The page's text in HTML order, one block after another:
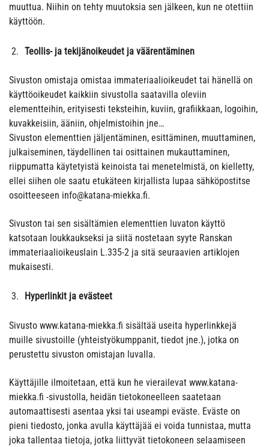
muuttua. Niihin on tehty muutoksia sen jälkeen, kun ne otettiin
käyttöön.
Teollis- ja tekijänoikeudet ja väärentäminen
Sivuston omistaja omistaa immateriaalioikeudet tai hänellä on
käyttöoikeudet kaikkiin sivustolla saatavilla oleviin
elementteihin, erityisesti teksteihin, kuviin, grafiikkaan, logoihin,
kuvakkeisiin, ääniin, ohjelmistoihin jne…
Sivuston elementtien jäljentäminen, esittäminen, muuttaminen,
julkaiseminen, täydellinen tai osittainen mukauttaminen,
riippumatta käytetyistä keinoista tai menetelmistä, on kielletty,
ellei siihen ole saatu etukäteen kirjallista lupaa sähköpostitse
osoitteeseen info@katana-miekka.fi.
Sivuston tai sen sisältämien elementtien luvaton käyttö
katsotaan loukkaukseksi ja siitä nostetaan syyte Ranskan
immateriaalioikeuslain L.335-2 ja sitä seuraavien artiklojen
mukaisesti.
Hyperlinkit ja evästeet
Sivusto www.katana-miekka.fi sisältää useita hyperlinkkejä
muille sivustoille (yhteistyökumppanit, tiedot jne.), jotka on
perustettu sivuston omistajan luvalla.
Käyttäjille ilmoitetaan, että kun he vierailevat www.katana-
miekka.fi -sivustolla, heidän tietokoneelleen saatetaan
automaattisesti asentaa yksi tai useampi eväste. Eväste on
pieni tiedosto, jonka avulla käyttäjää ei voida tunnistaa, mutta
joka tallentaa tietoja, jotka liittyvät tietokoneen selaamiseen